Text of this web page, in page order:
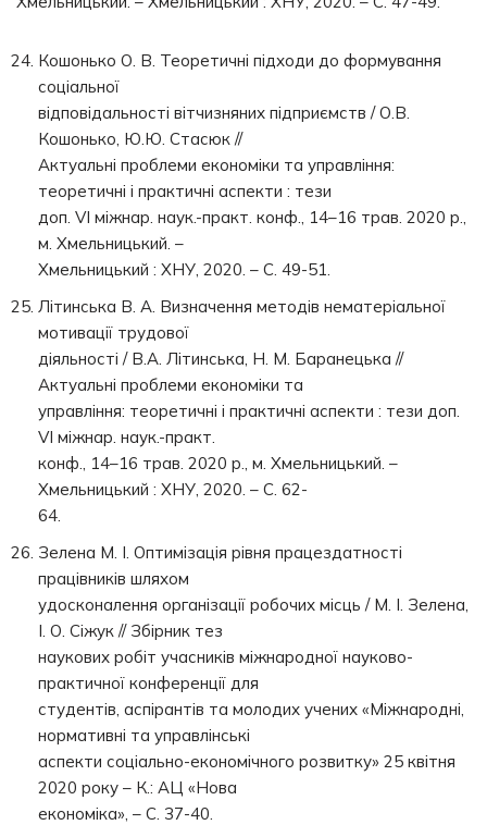
Кошонько О. В. Теоретичні підходи до формування
соціальної
відповідальності вітчизняних підприємств / О.В.
Кошонько, Ю.Ю. Стасюк //
Актуальні проблеми економіки та управління:
теоретичні і практичні аспекти : тези
доп. VI міжнар. наук.-практ. конф., 14–16 трав. 2020 р.,
м. Хмельницький. –
Хмельницький : ХНУ, 2020. – С. 49-51.
Літинська В. А. Визначення методів нематеріальної
мотивації трудової
діяльності / В.А. Літинська, Н. М. Баранецька //
Актуальні проблеми економіки та
управління: теоретичні і практичні аспекти : тези доп.
VI міжнар. наук.-практ.
конф., 14–16 трав. 2020 р., м. Хмельницький. –
Хмельницький : ХНУ, 2020. – С. 62-
64.
Зелена М. І. Оптимізація рівня працездатності
працівників шляхом
удосконалення організації робочих місць / М. І. Зелена,
І. О. Сіжук // Збірник тез
наукових робіт учасників міжнародної науково-
практичної конференції для
студентів, аспірантів та молодих учених «Міжнародні,
нормативні та управлінські
аспекти соціально-економічного розвитку» 25 квітня
2020 року – К.: АЦ «Нова
економіка», – С. 37-40.